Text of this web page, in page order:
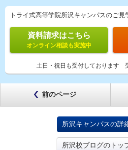
トライ式高等学院所沢キャンパスのご見
資料請求はこちら
オンライン相談も実施中
土日・祝日も受付しております
前のページ
所沢キャンパスの詳
所沢校ブログのトッ